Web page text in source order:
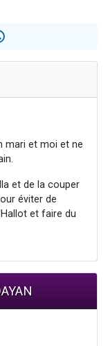
mari et moi et ne
et de la couper
éviter de
et faire du